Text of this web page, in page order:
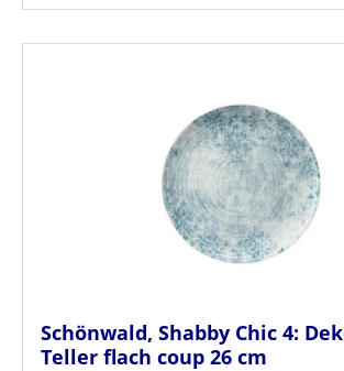
Schönwald, Shabby Chic 4:
Teller flach coup 26 cm